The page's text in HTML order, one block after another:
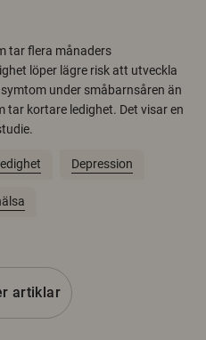
tar flera månaders
löper lägre risk att utveckla
under småbarnsåren än
tar kortare ledighet. Det visar en
Depression
artiklar